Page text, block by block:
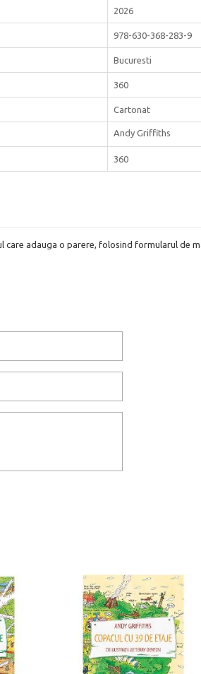
2026
978-630-368-283-9
Bucuresti
360
Cartonat
Andy Griffiths
360
adauga o parere, folosind formularul de